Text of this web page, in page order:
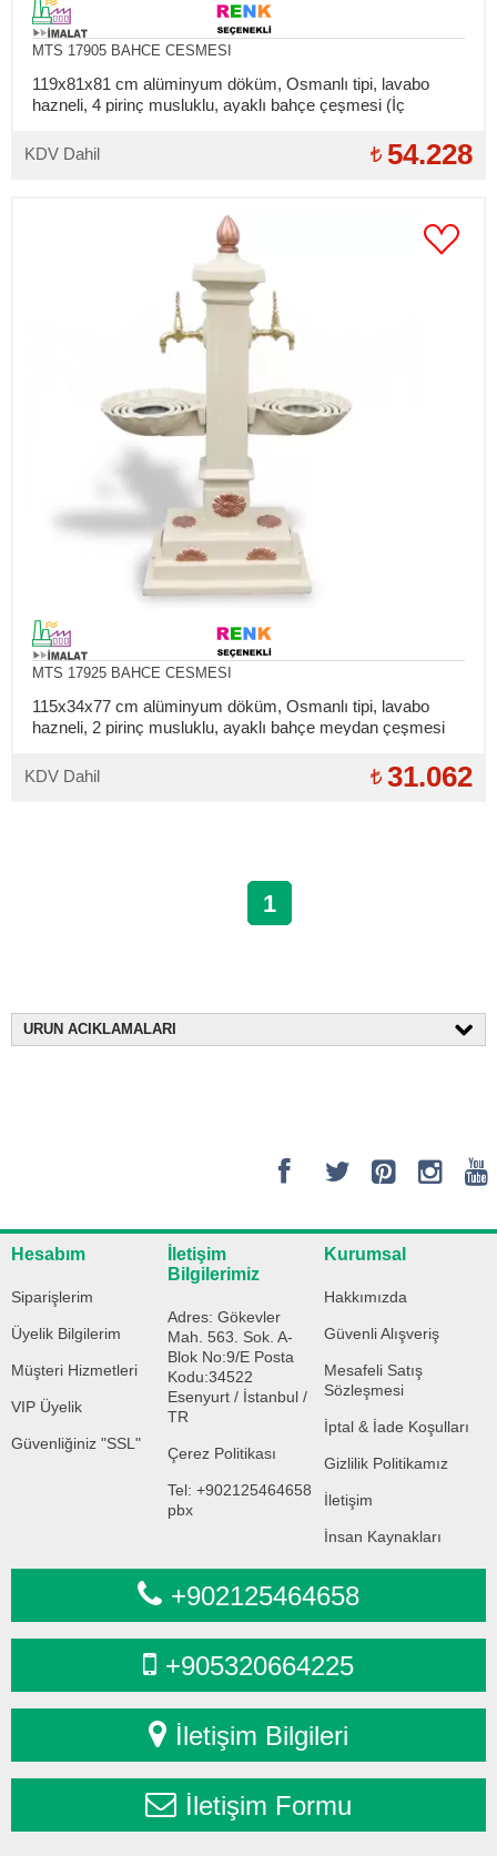
MTS 17905 BAHCE CESMESI
119x81x81 cm alüminyum döküm, Osmanlı tipi, lavabo
hazneli, 4 pirinç musluklu, ayaklı bahçe çeşmesi (İç
KDV Dahil
54.228
MTS 17925 BAHCE CESMESI
115x34x77 cm alüminyum döküm, Osmanlı tipi, lavabo
hazneli, 2 pirinç musluklu, ayaklı bahçe meydan çeşmesi
KDV Dahil
31.062
1
URUN ACIKLAMALARI
Hesabım
Siparişlerim
Üyelik Bilgilerim
Müşteri Hizmetleri
VIP Üyelik
Güvenliğiniz "SSL"
İletişim
Bilgilerimiz
Adres: Gökevler
Mah. 563. Sok. A-
Blok No:9/E Posta
Kodu:34522
Esenyurt / İstanbul /
TR
Çerez Politikası
Tel: +902125464658
pbx
Kurumsal
Hakkımızda
Güvenli Alışveriş
Mesafeli Satış
Sözleşmesi
İptal & İade Koşulları
Gizlilik Politikamız
İletişim
İnsan Kaynakları
+902125464658
+905320664225
İletişim Bilgileri
İletişim Formu